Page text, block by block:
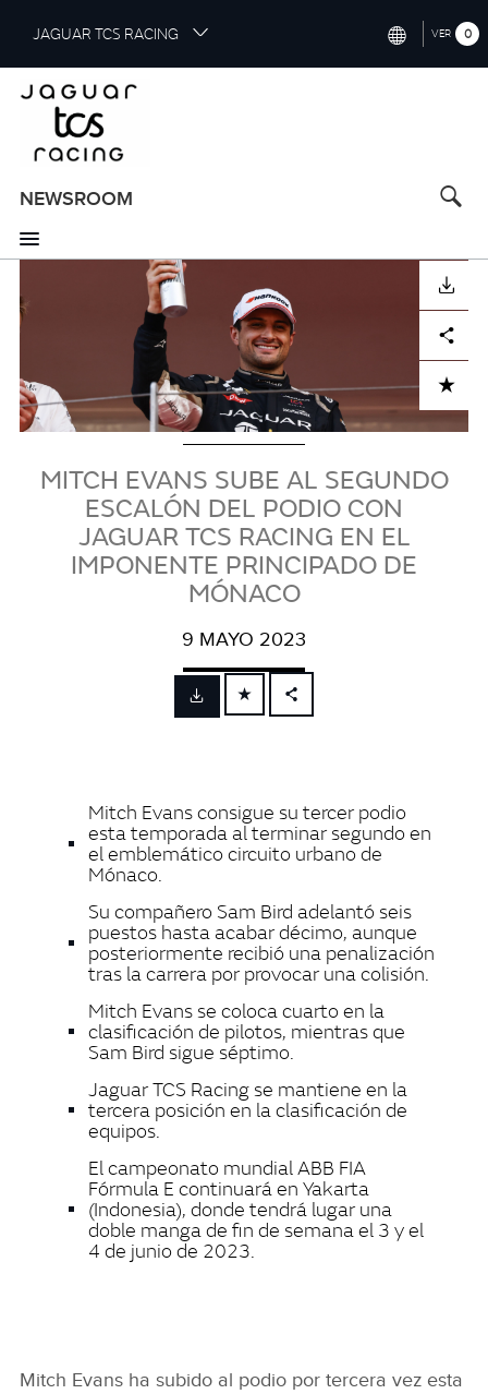
i
p
a
n
c
n
n
JAGUAR TCS RACING
FRANCE (FRANÇAIS)
VER 0
NEWSROOM
ADD TO CART
Share
MITCH EVANS SUBE AL SEGUNDO
ESCALÓN DEL PODIO CON
JAGUAR TCS RACING EN EL
IMPONENTE PRINCIPADO DE
MÓNACO
9 MAYO 2023
FACEBOOK
SHARE
Mitch Evans consigue su tercer podio
esta temporada al terminar segundo en
el emblemático circuito urbano de
Mónaco.
Su compañero Sam Bird adelantó seis
puestos hasta acabar décimo, aunque
posteriormente recibió una penalización
tras la carrera por provocar una colisión.
Mitch Evans se coloca cuarto en la
clasificación de pilotos, mientras que
Sam Bird sigue séptimo.
Jaguar TCS Racing se mantiene en la
tercera posición en la clasificación de
equipos.
El campeonato mundial ABB FIA
Fórmula E continuará en Yakarta
(Indonesia), donde tendrá lugar una
doble manga de fin de semana el 3 y el
4 de junio de 2023.
Mitch Evans ha subido al podio por tercera vez esta